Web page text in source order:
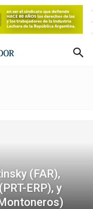
(FAR),
ERP), y